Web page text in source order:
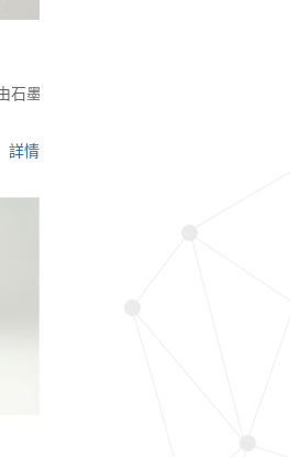
功率器件的導熱散熱問題。
。 對比傳統的矽膠類導熱墊片，金屬
石墨烯和矽膠複合加工成的具有超高導
詳情